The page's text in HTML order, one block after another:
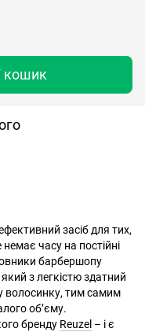
кошик
засіб для тих,
часу на постійні
барбершопу
з легкістю здатний
волосинку, тим самим
об’єму.
бренду Reuzel – і є